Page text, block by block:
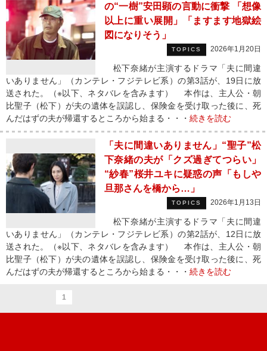
の“一樹”安田顕の言動に衝撃 「想像
以上に重い展開」「ますます地獄絵
図になりそう」
TOPICS 2026年1月20日
松下奈緒が主演するドラマ「夫に間違
いありません」（カンテレ・フジテレビ系）の第3話が、19日に放
送された。（※以下、ネタバレを含みます） 本作は、主人公・朝
比聖子（松下）が夫の遺体を誤認し、保険金を受け取った後に、死
んだはずの夫が帰還するところから始まる・・・ 続きを読む
「夫に間違いありません」“聖子”松
下奈緒の夫が「クズ過ぎてつらい」
“紗春”桜井ユキに疑惑の声「もしや
旦那さんを橋から…」
TOPICS 2026年1月13日
松下奈緒が主演するドラマ「夫に間違
いありません」（カンテレ・フジテレビ系）の第2話が、12日に放
送された。（※以下、ネタバレを含みます） 本作は、主人公・朝
比聖子（松下）が夫の遺体を誤認し、保険金を受け取った後に、死
んだはずの夫が帰還するところから始まる・・・ 続きを読む
1